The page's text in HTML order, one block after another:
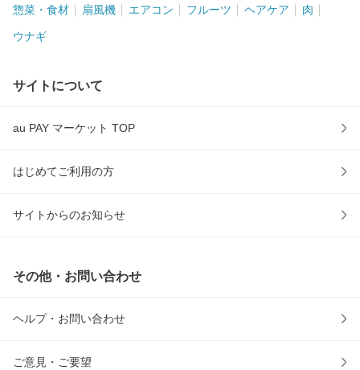
惣菜・食材 扇風機 エアコン フルーツ ヘアケア 肉
ウナギ
サイトについて
au PAY マーケット TOP
はじめてご利用の方
サイトからのお知らせ
その他・お問い合わせ
ヘルプ・お問い合わせ
ご意見・ご要望